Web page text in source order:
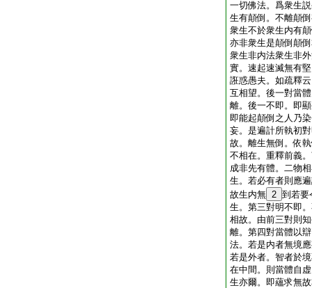
一切佛法。爲衆生
生有顛倒。不離顛
衆生不於衆生内有
亦非衆生是顛倒顛
衆生非内法衆生非
實。速起速滅無有
誑惑愚夫。如疏釋
互相望。後一對當
離。後一不即。即
即能起顛倒之人乃
妄。是遍計所執初
故。離生無倒。依
不相在。重釋前義
成非先有體。二物
生。若必有者則應
故生内無 2 到若要
生。第三對明不即
相故。由前三對則
離。第四對當體以
法。若是内者無境
若是外者。智者於
在中間。則當體自
生亦爾。即蘊求無